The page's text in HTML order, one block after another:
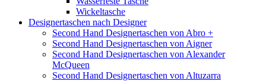
Wickeltasche
Designertaschen nach Designer
Second Hand Designertaschen von Abro +
Second Hand Designertaschen von Aigner
Second Hand Designertaschen von Alexander
McQueen
Second Hand Designertaschen von Altuzarra